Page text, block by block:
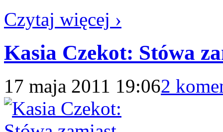
Czytaj więcej ›
Kasia Czekot: Stówa
17 maja 2011 19:062